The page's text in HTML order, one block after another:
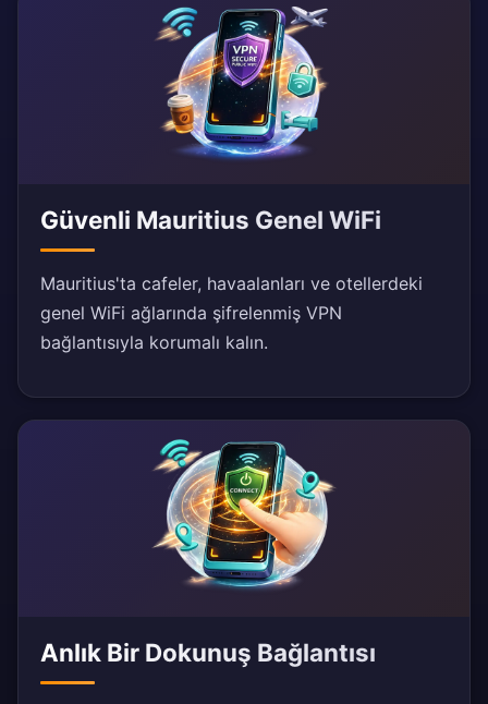
Güvenli Mauritius Genel WiFi
Mauritius'ta cafeler, havaalanları ve otellerdeki
genel WiFi ağlarında şifrelenmiş VPN
bağlantısıyla korumalı kalın.
Anlık Bir Dokunuş Bağlantısı